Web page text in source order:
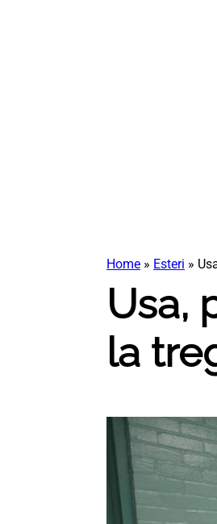
Home » Esteri »
Usa,
la